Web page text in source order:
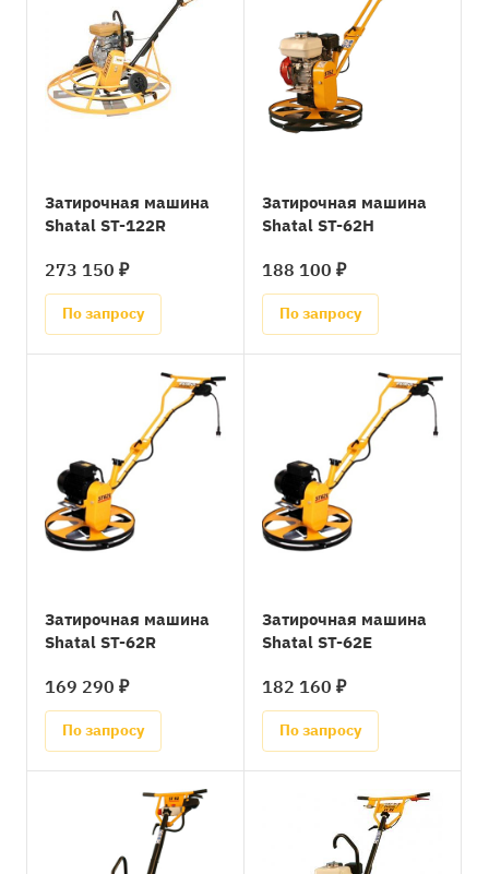
Затирочная машина
Shatal ST-122R
273 150 ₽
По запросу
Затирочная машина
Shatal ST-62H
188 100 ₽
По запросу
Затирочная машина
Shatal ST-62R
169 290 ₽
По запросу
Затирочная машина
Shatal ST-62E
182 160 ₽
По запросу